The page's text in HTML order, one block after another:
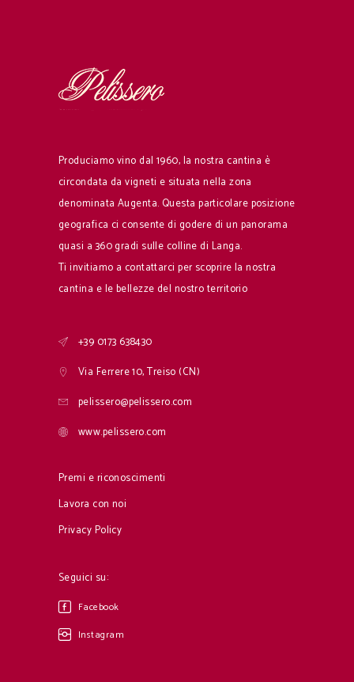
Produciamo vino dal 1960, la nostra cantina è
circondata da vigneti e situata nella zona
denominata Augenta. Questa particolare posizione
geografica ci consente di godere di un panorama
quasi a 360 gradi sulle colline di Langa.
Ti invitiamo a contattarci per scoprire la nostra
cantina e le bellezze del nostro territorio
+39 0173 638430
Via Ferrere 10, Treiso (CN)
pelissero@pelissero.com
www.pelissero.com
Premi e riconoscimenti
Lavora con noi
Privacy Policy
Seguici su:
Facebook
Instagram